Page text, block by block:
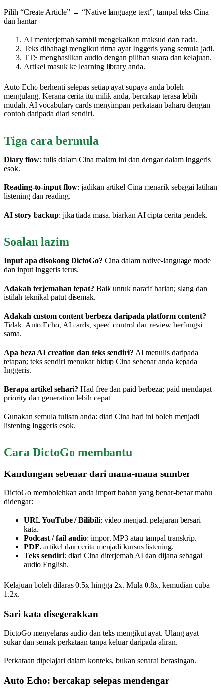
Pilih “Create Article” → “Native language text”, tampal teks Cina
dan hantar.
AI menterjemah sambil mengekalkan maksud dan nada.
Teks dibahagi mengikut ritma ayat Inggeris yang semula jadi.
TTS menghasilkan audio dengan pilihan suara dan kelajuan.
Artikel masuk ke learning library anda.
Auto Echo berhenti selepas setiap ayat supaya anda boleh
mengulang. Kerana cerita itu milik anda, bercakap terasa lebih
mudah. AI vocabulary cards menyimpan perkataan baharu dengan
contoh daripada diari sendiri.
Tiga cara bermula
Diary flow: tulis dalam Cina malam ini dan dengar dalam Inggeris
esok.
Reading-to-input flow: jadikan artikel Cina menarik sebagai latihan
listening dan reading.
AI story backup: jika tiada masa, biarkan AI cipta cerita pendek.
Soalan lazim
Input apa disokong DictoGo? Cina dalam native-language mode
dan input Inggeris terus.
Adakah terjemahan tepat? Baik untuk naratif harian; slang dan
istilah teknikal patut disemak.
Adakah custom content berbeza daripada platform content?
Tidak. Auto Echo, AI cards, speed control dan review berfungsi
sama.
Apa beza AI creation dan teks sendiri? AI menulis daripada
tetapan; teks sendiri menukar hidup Cina sebenar anda kepada
Inggeris.
Berapa artikel sehari? Had free dan paid berbeza; paid mendapat
priority dan generation lebih cepat.
Gunakan semula tulisan anda: diari Cina hari ini boleh menjadi
listening Inggeris esok.
Cara DictoGo membantu
Kandungan sebenar dari mana-mana sumber
DictoGo membolehkan anda import bahan yang benar-benar mahu
didengar:
URL YouTube / Bilibili: video menjadi pelajaran bersari
kata.
Podcast / fail audio: import MP3 atau tampal transkrip.
PDF: artikel dan cerita menjadi kursus listening.
Teks sendiri: diari Cina diterjemah AI dan dijana sebagai
audio English.
Kelajuan boleh dilaras 0.5x hingga 2x. Mula 0.8x, kemudian cuba
1.2x.
Sari kata disegerakkan
DictoGo menyelaras audio dan teks mengikut ayat. Ulang ayat
sukar dan semak perkataan tanpa keluar daripada aliran.
Perkataan dipelajari dalam konteks, bukan senarai berasingan.
Auto Echo: bercakap selepas mendengar